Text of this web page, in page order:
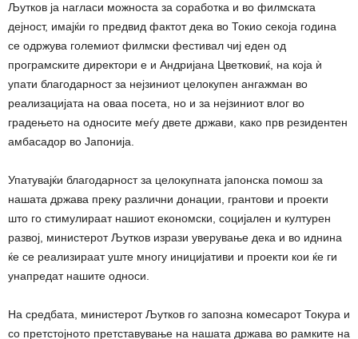
Љутков ја нагласи можноста за соработка и во филмската
дејност, имајќи го предвид фактот дека во Токио секоја година
се одржува големиот филмски фестивал чиј еден од
програмските директори е и Андријана Цветковиќ, на која ѝ
упати благодарност за нејзиниот целокупен ангажман во
реализацијата на оваа посета, но и за нејзиниот влог во
градењето на односите меѓу двете држави, како прв резидентен
амбасадор во Јапонија.
Упатувајќи благодарност за целокупната јапонска помош за
нашата држава преку различни донации, грантови и проекти
што го стимулираат нашиот економски, социјален и културен
развој, министерот Љутков изрази уверување дека и во иднина
ќе се реализираат уште многу иницијативи и проекти кои ќе ги
унапредат нашите односи.
На средбата, министерот Љутков го запозна комесарот Токура и
со претстојното претставување на нашата држава во рамките на